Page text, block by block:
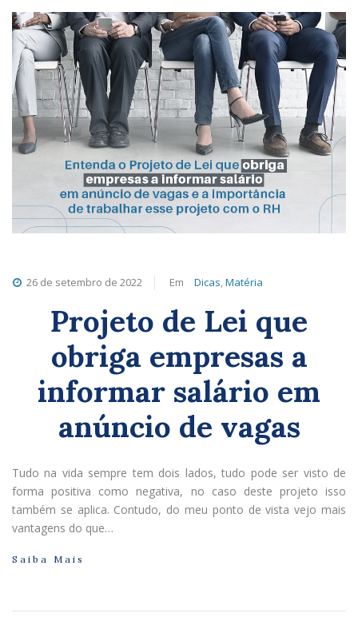
26 de setembro de 2022 Em Dicas,Matéria
Projeto de Lei que
obriga empresas a
informar salário em
anúncio de vagas
Tudo na vida sempre tem dois lados, tudo pode ser visto de
forma positiva como negativa, no caso deste projeto isso
também se aplica. Contudo, do meu ponto de vista vejo mais
vantagens do que…
Saiba Mais